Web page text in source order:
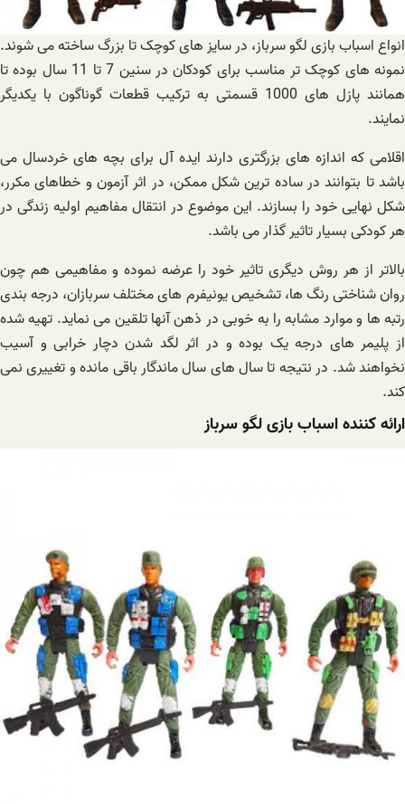
انواع اسباب بازی لگو سرباز، در سایز های کوچک تا بزرگ ساخته می شوند.
نمونه های کوچک تر مناسب برای کودکان در سنین 7 تا 11 سال بوده تا
همانند پازل های 1000 قسمتی به ترکیب قطعات گوناگون با یکدیگر
نمایند.
اقلامی که اندازه های بزرگتری دارند ایده آل برای بچه های خردسال می
باشد تا بتوانند در ساده ترین شکل ممکن، در اثر آزمون و خطاهای مکرر،
شکل نهایی خود را بسازند. این موضوع در انتقال مفاهیم اولیه زندگی در
هر کودکی بسیار تاثیر گذار می باشد.
بالاتر از هر روش دیگری تاثیر خود را عرضه نموده و مفاهیمی هم چون
روان شناختی رنگ ها، تشخیص یونیفرم های مختلف سربازان، درجه بندی
رتبه ها و موارد مشابه را به خوبی در ذهن آنها تلقین می نماید. تهیه شده
از پلیمر های درجه یک بوده و در اثر لگد شدن دچار خرابی و آسیب
نخواهند شد. در نتیجه تا سال های سال ماندگار باقی مانده و تغییری نمی
کند.
ارائه کننده اسباب بازی لگو سرباز